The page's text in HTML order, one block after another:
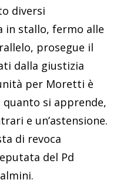
diversi
in stallo, fermo alle
prosegue il
dalla giustizia
per Moretti è
si apprende,
e un’astensione.
di revoca
del Pd